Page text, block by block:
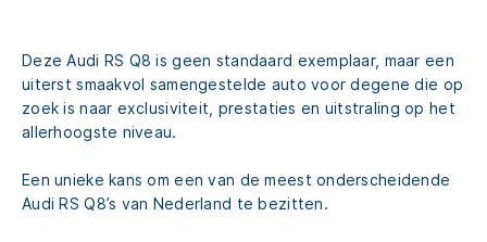
Deze Audi RS Q8 is geen standaard exemplaar, maar een
uiterst smaakvol samengestelde auto voor degene die op
zoek is naar exclusiviteit, prestaties en uitstraling op het
allerhoogste niveau.
Een unieke kans om een van de meest onderscheidende
Audi RS Q8’s van Nederland te bezitten.